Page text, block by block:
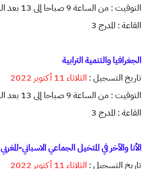
التوقيت : من الساعة 9 صباحا إلى 13 بعد الزوال
القاعة : المدرج 3
الجغرافيا والتنمية الترابية
تاريخ التسجيل : الثلاثاء 11 أكتوبر 2022
التوقيت : من الساعة 9 صباحا إلى 13 بعد الزوال
القاعة : المدرج 3
الأنا والآخر في المتخيل الجماعي الاسباني-المغربي
تاريخ التسجيل : الثلاثاء 11 أكتوبر 2022